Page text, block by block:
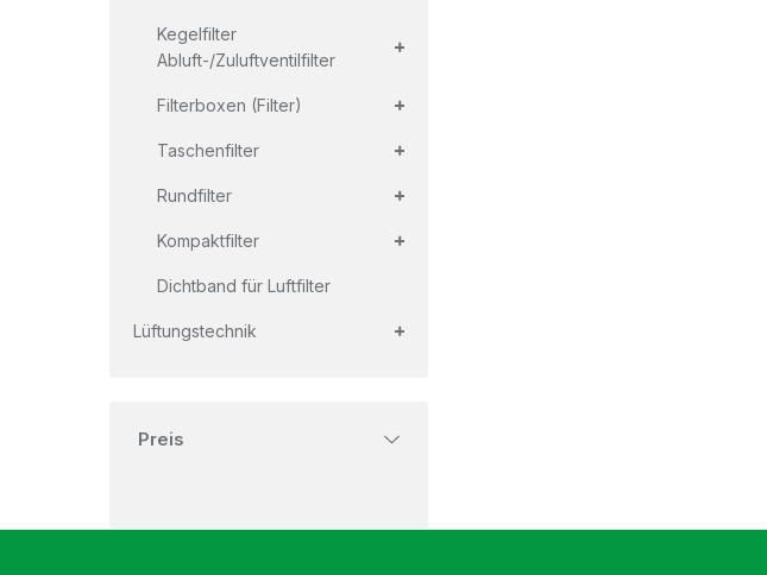
Kegelfilter
Abluft-/Zuluftventilfilter
Filterboxen (Filter) +
Taschenfilter +
Rundfilter +
Kompaktfilter +
Dichtband für Luftfilter
Lüftungstechnik +
Preis